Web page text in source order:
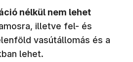
nélkül nem lehet
illetve fel- és
vasútállomás és a
lehet.